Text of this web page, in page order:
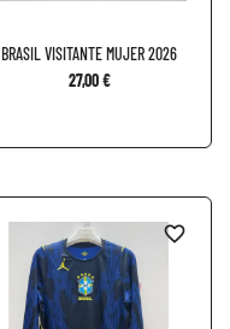
BRASIL VISITANTE MUJER 2026
27,00 €
favorite_border